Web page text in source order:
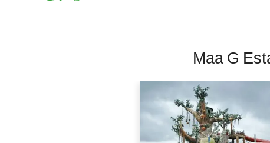
جائیداد پر کسی بھی قسم کی رکاوٹ یا تنازعے کی جانچ کریں۔
کسی قابل اعتماد شخص کو ساتھ لے جائیں۔
ذاتی یا مالی معلومات شیئر کرنے سے گریز کریں۔
کے لیے ذمہ دار نہیں ہے۔ تمام صارفین اپنے اشتہارات